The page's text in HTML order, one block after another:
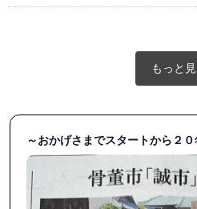
もっと
～おかげさまでスタートから２０